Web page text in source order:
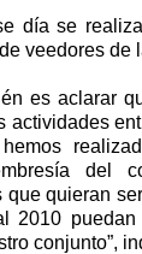
día se
veedores de
es aclarar
actividades
del
que quieran
2010
conjunto”,